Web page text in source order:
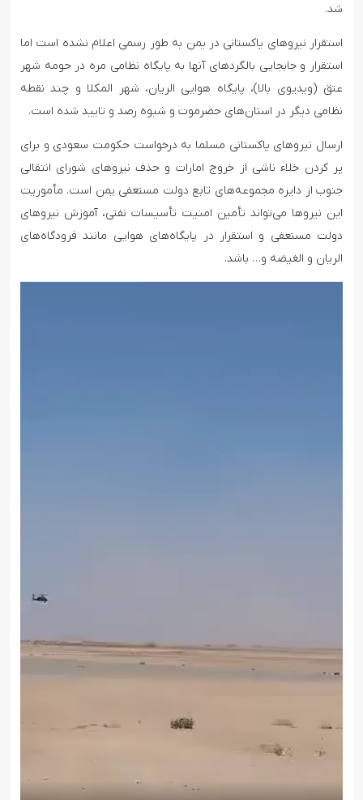
شد.
استقرار نیروهای پاکستانی در یمن به طور رسمی اعلام نشده است اما
استقرار و جابجایی بالگردهای آنها به پایگاه نظامی مره در حومه شهر
عتق (ویدیوی بالا)، پایگاه هوایی الریان، شهر المکلا و چند نقطه
نظامی دیگر در استان‌های حضرموت و شبوه رصد و تایید شده است.
ارسال نیروهای پاکستانی مسلما به درخواست حکومت سعودی و برای
پر کردن خلاء ناشی از خروج امارات و حذف نیروهای شورای انتقالی
جنوب از دایره مجموعه‌های تابع دولت مستعفی یمن است. مأموریت
این نیروها می‌تواند تأمین امنیت تأسیسات نفتی، آموزش نیروهای
دولت مستعفی و استقرار در پایگاه‌های هوایی مانند فرودگاه‌های
الریان و الغیضه و… باشد.